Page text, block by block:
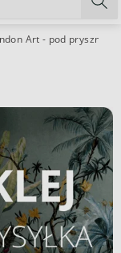
Art - pod prysznic